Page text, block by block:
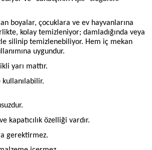
boyalar, çocuklara ve ev hayvanlarına
kolay temizleniyor; damladığında veya
silinip temizlenebiliyor. Hem iç mekan
uygundur.
yarı mattır.
özelliği vardır.
gerektirmez.